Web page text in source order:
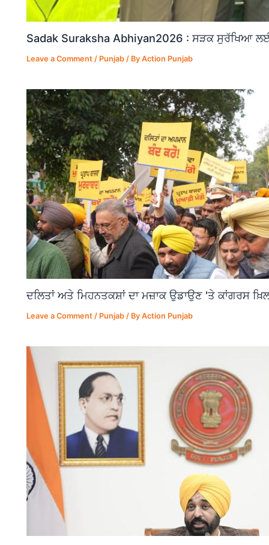
Sadak Suraksha Abhiyan2026 : ਸੜਕ ਸੁਰੱਖਿਆ
Leave a Comment / Punjab / ByAction Punjab
ਦਲਿਤਾਂ ਅਤੇ ਮਿਹਨਤਕਸ਼ਾਂ ਦਾ ਮਜ਼ਾਕ ਉਡਾਉਣ 'ਤੇ ਕਾਂਗਰਸ
Leave a Comment / Punjab / ByAction Punjab